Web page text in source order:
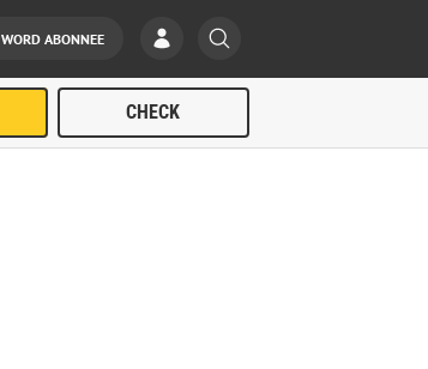
WORD ABONNEE